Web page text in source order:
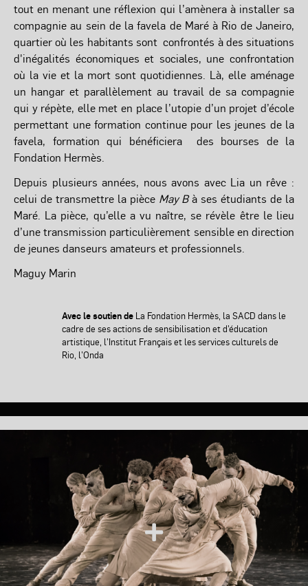
tout en menant une réflexion qui l’amènera à installer sa
compagnie au sein de la favela de Maré à Rio de Janeiro,
quartier où les habitants sont confrontés à des situations
d'inégalités économiques et sociales, une confrontation
où la vie et la mort sont quotidiennes. Là, elle aménage
un hangar et parallèlement au travail de sa compagnie
qui y répète, elle met en place l’utopie d’un projet d’école
permettant une formation continue pour les jeunes de la
favela, formation qui bénéficiera des bourses de la
Fondation Hermès.
Depuis plusieurs années, nous avons avec Lia un rêve :
celui de transmettre la pièce May Bà ses étudiants de la
Maré. La pièce, qu’elle a vu naître, se révèle être le lieu
d’une transmission particulièrement sensible en direction
de jeunes danseurs amateurs et professionnels.
Maguy Marin
Avec le soutien de La Fondation Hermès, la SACD dans le
cadre de ses actions de sensibilisation et d’éducation
artistique , l’Institut Français et les services culturels de
Rio, l’Onda